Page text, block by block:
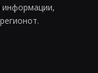
информации,